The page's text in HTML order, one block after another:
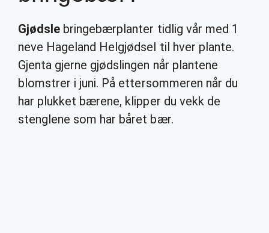
Gjødsle bringebærplanter tidlig vår med 1
neve Hageland Helgjødsel til hver plante.
Gjenta gjerne gjødslingen når plantene
blomstrer i juni. På ettersommeren når du
har plukket bærene, klipper du vekk de
stenglene som har båret bær.